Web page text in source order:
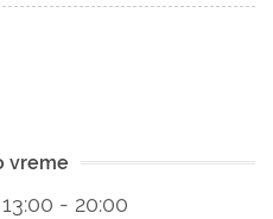
vreme
- 20:00